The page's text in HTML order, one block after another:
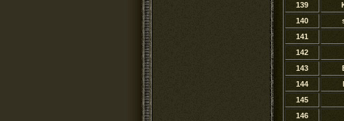
139
140
141
142
143
144
145
146